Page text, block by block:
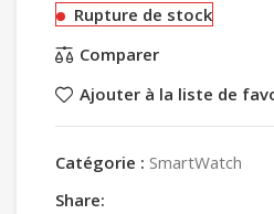
Rupture de stock
Comparer
Ajouter à la liste de
Catégorie : SmartWatch
Share: